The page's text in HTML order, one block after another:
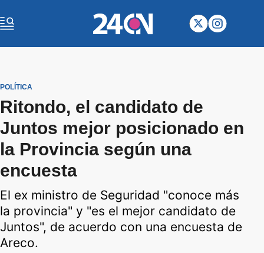
POLÍTICA
Ritondo, el candidato de
Juntos mejor posicionado en
la Provincia según una
encuesta
El ex ministro de Seguridad "conoce más
la provincia" y "es el mejor candidato de
Juntos", de acuerdo con una encuesta de
Areco.